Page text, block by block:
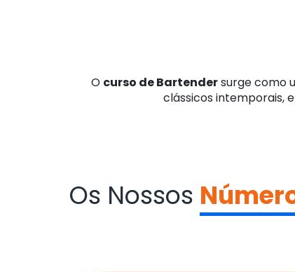
O curso de Bartendersurge como
clássicos intemporais,
Os Nossos